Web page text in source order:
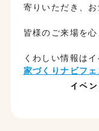
寄りいただき、お
皆様のご来場を
くわしい情報は
家づくりナビフェ
イベ